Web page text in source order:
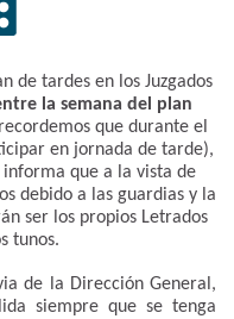
de tardes en los Juzgados
la semana del plan
que durante el
en jornada de tarde),
informa que a la vista de
debido a las guardias y la
ser los propios Letrados
tunos.
de la Dirección General,
siempre que se tenga